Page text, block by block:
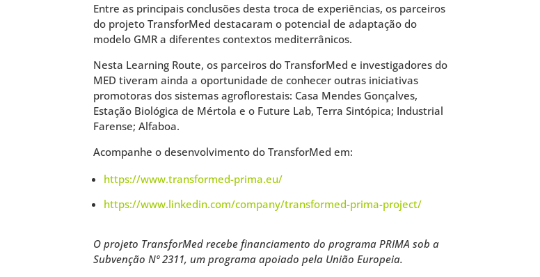
Entre as principais conclusões desta troca de experiências, os parceiros
do projeto TransforMed destacaram o potencial de adaptação do
modelo GMR a diferentes contextos mediterrânicos.
Nesta Learning Route, os parceiros do TransforMed e investigadores do
MED tiveram ainda a oportunidade de conhecer outras iniciativas
promotoras dos sistemas agroflorestais: Casa Mendes Gonçalves,
Estação Biológica de Mértola e o Future Lab, Terra Sintópica; Industrial
Farense; Alfaboa.
Acompanhe o desenvolvimento do TransforMed em:
https://www.transformed-prima.eu/
https://www.linkedin.com/company/transformed-prima-project/
O projeto TransforMed recebe financiamento do programa PRIMA sob a
Subvenção Nº 2311, um programa apoiado pela União Europeia.